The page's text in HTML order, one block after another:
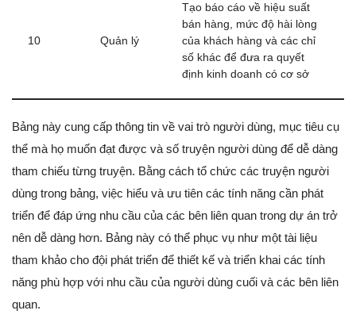
10 Quản lý
Tạo báo cáo về hiệu suất
bán hàng, mức độ hài lòng
của khách hàng và các chỉ
số khác để đưa ra quyết
định kinh doanh có cơ sở
Bảng này cung cấp thông tin về vai trò người dùng, mục tiêu cụ
thể mà họ muốn đạt được và số truyện người dùng để dễ dàng
tham chiếu từng truyện. Bằng cách tổ chức các truyện người
dùng trong bảng, việc hiểu và ưu tiên các tính năng cần phát
triển để đáp ứng nhu cầu của các bên liên quan trong dự án trở
nên dễ dàng hơn. Bảng này có thể phục vụ như một tài liệu
tham khảo cho đội phát triển để thiết kế và triển khai các tính
năng phù hợp với nhu cầu của người dùng cuối và các bên liên
quan.